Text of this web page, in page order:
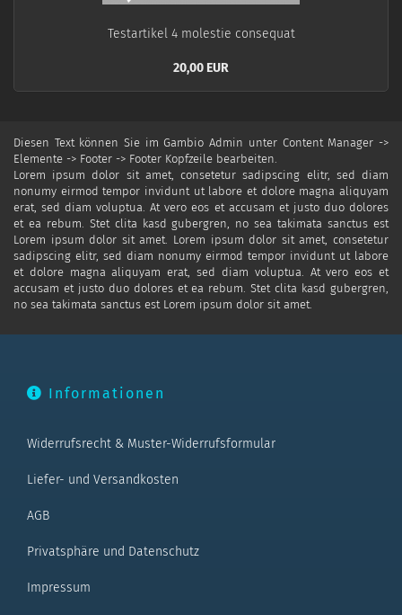
Te­st­ar­ti­kel 4 mo­lestie con­se­quat
20,00 EUR
Diesen Text können Sie im Gambio Admin unter Content Manager ->
Elemente -> Footer -> Footer Kopfzeile bearbeiten.
Lorem ipsum dolor sit amet, consetetur sadipscing elitr, sed diam
nonumy eirmod tempor invidunt ut labore et dolore magna aliquyam
erat, sed diam voluptua. At vero eos et accusam et justo duo dolores
et ea rebum. Stet clita kasd gubergren, no sea takimata sanctus est
Lorem ipsum dolor sit amet. Lorem ipsum dolor sit amet, consetetur
sadipscing elitr, sed diam nonumy eirmod tempor invidunt ut labore
et dolore magna aliquyam erat, sed diam voluptua. At vero eos et
accusam et justo duo dolores et ea rebum. Stet clita kasd gubergren,
no sea takimata sanctus est Lorem ipsum dolor sit amet.
Informationen
Widerrufsrecht & Muster-Widerrufsformular
Liefer- und Versandkosten
AGB
Privatsphäre und Datenschutz
Impressum